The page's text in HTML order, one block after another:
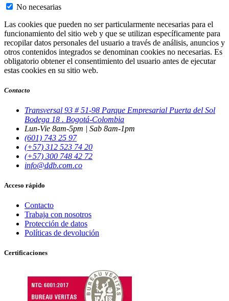
No necesarias
Las cookies que pueden no ser particularmente necesarias para el
funcionamiento del sitio web y que se utilizan específicamente para
recopilar datos personales del usuario a través de análisis, anuncios y
otros contenidos integrados se denominan cookies no necesarias. Es
obligatorio obtener el consentimiento del usuario antes de ejecutar
estas cookies en su sitio web.
Contacto
Transversal 93 # 51-98 Parque Empresarial Puerta del Sol
Bodega 18 . Bogotá-Colombia
Lun-Vie 8am-5pm | Sab 8am-1pm
(601) 743 25 97
(+57) 312 523 74 20
(+57) 300 748 42 72
info@ddb.com.co
Acceso rápido
Contacto
Trabaja con nosotros
Protección de datos
Políticas de devolución
Certificaciones